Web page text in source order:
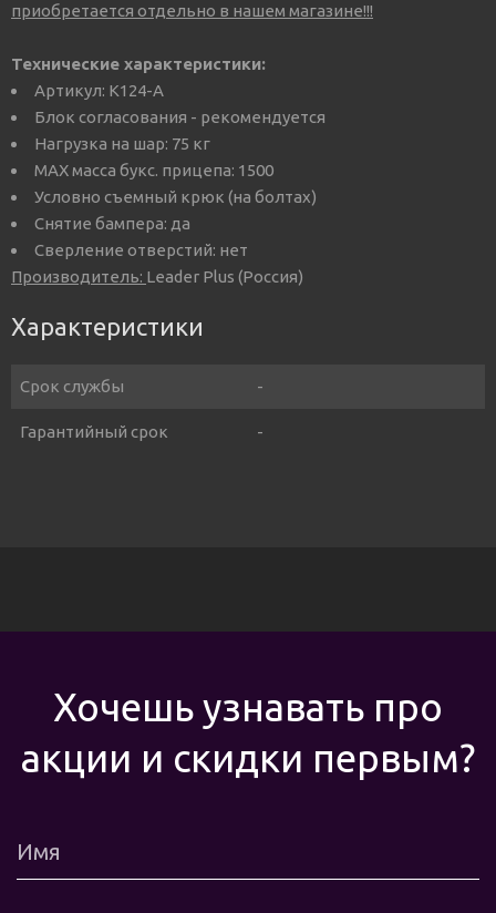
приобретается отдельно в нашем магазине!!!
Технические характеристики:
Артикул: K124-A
Блок согласования - рекомендуется
Нагрузка на шар: 75 кг
MAX масса букс. прицепа: 1500
Условно съемный крюк (на болтах)
Снятие бампера: да
Сверление отверстий: нет
Производитель: Leader Plus (Россия)
Характеристики
Срок службы -
Гарантийный срок -
Хочешь узнавать про
акции и скидки первым?